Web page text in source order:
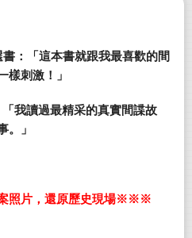
：「這本書就跟我最喜歡的間
樣刺激！」
我讀過最精采的真實間諜故
。」
照片，還原歷史現場※※※